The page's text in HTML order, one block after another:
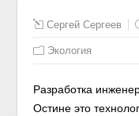
Сергей Сергеев
Экология
Разработка
Остине это